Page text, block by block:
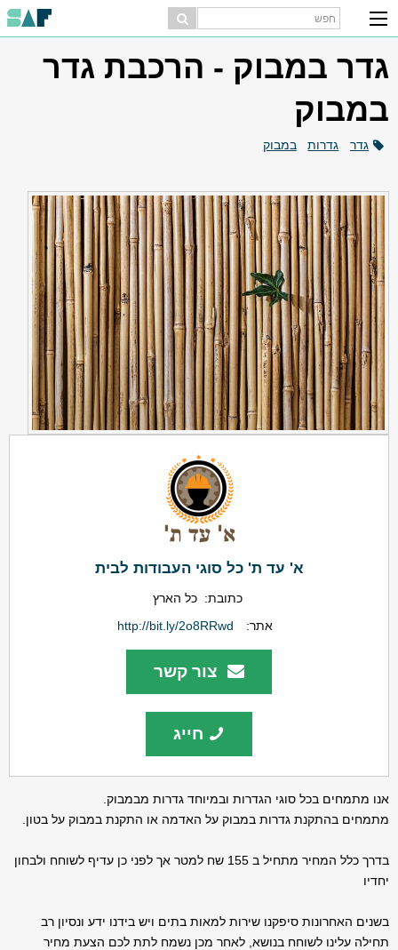
גדר במבוק - הרכבת גדר
במבוק
גדר גדרות במבוק
א' עד ת' כל סוגי העבודות לבית
כתובת: כל הארץ
אתר:
http://bit.ly/2o8RRwd
צור קשר
חייג
אנו מתמחים בכל סוגי הגדרות ובמיוחד גדרות מבמבוק.
מתמחים בהתקנת גדרות במבוק על האדמה או התקנת במבוק על בטון.
בדרך כלל המחיר מתחיל ב 155 שח למטר אך לפני כן עדיף לשוחח ולבחון
יחדיו
בשנים האחרונות סיפקנו שירות למאות בתים ויש בידנו ידע ונסיון רב
תחילה עלינו לשוחח בנושא, לאחר מכן נשמח לתת לכם הצעת מחיר